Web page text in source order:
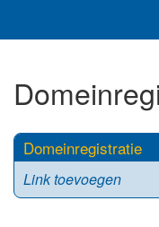
Domeinregistratie
Link toevoegen